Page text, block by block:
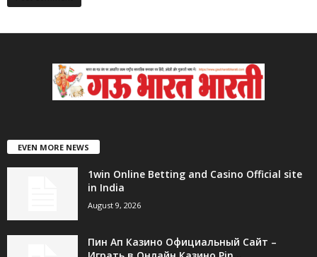
EVEN MORE NEWS
1win Online Betting and Casino Official site
in India
August 9, 2026
Пин Ап Казино Официальный Сайт –